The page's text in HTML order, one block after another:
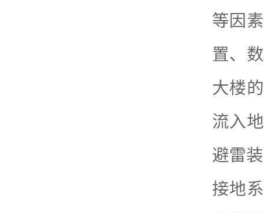
等因
置、
大楼
流入
避雷
接地